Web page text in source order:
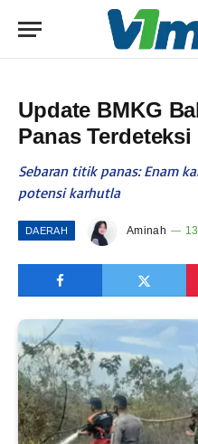
Update BMKG
Panas
Sebaran titik panas: Enam
potensi karhutla
DAERAH Aminah